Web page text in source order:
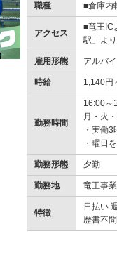
職種 ■倉庫内
アクセス
■竜王IC
駅」よ
雇用形態 アルバ
時給 1,140円
勤務時間
16:00～
月・火
・実働3
・曜日
勤務形態 夕勤
勤務地 竜王事
特徴
日払い
歴書不問